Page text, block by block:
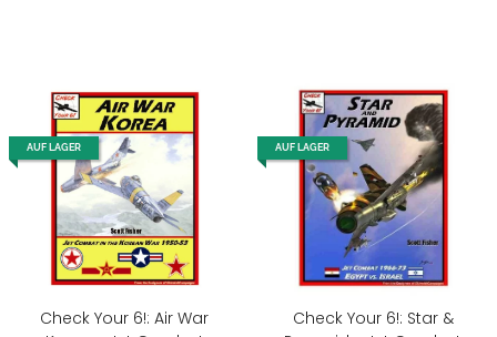
AUF LAGER
Check Your 6!: Air War
AUF LAGER
Check Your 6!: Star &